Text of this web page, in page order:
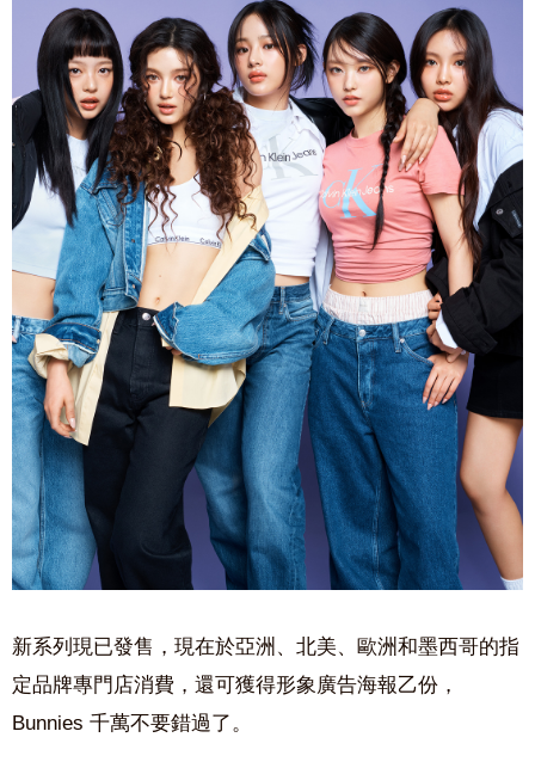
新系列現已發售，現在於亞洲、北美、歐洲和墨西哥的指
定品牌專門店消費，還可獲得形象廣告海報乙份，
Bunnies 千萬不要錯過了。